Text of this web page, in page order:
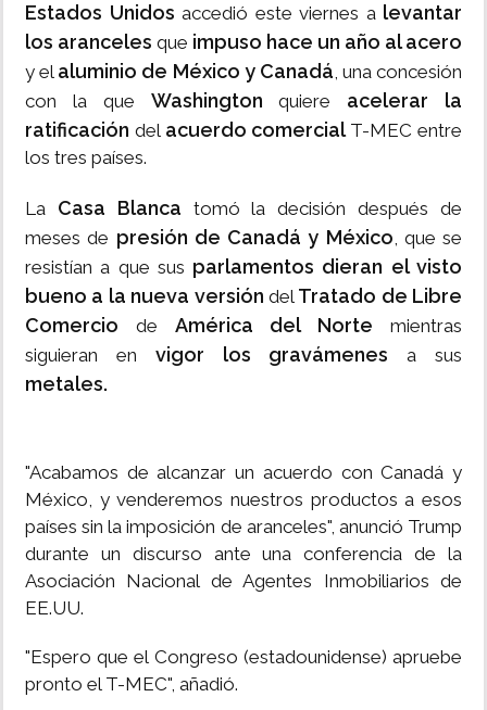
Estados Unidos accedió este viernes alevantar
los aranceles que impuso hace un año al acero
y el aluminio de México y Canadá, una concesión
con la que Washington quiere acelerar la
ratificación del acuerdo comercial T-MEC entre
los tres países.
La Casa Blanca tomó la decisión después de
meses de presión de Canadá y México, que se
resistían a que sus parlamentos dieran el visto
bueno a la nueva versión del Tratado de Libre
Comercio de América del Nortemientras
siguieran en vigor los gravámenes a sus
metales.
"Acabamos de alcanzar un acuerdo con Canadá y
México, y venderemos nuestros productos a esos
países sin la imposición de aranceles", anunció Trump
durante un discurso ante una conferencia de la
Asociación Nacional de Agentes Inmobiliarios de
EE.UU.
"Espero que el Congreso (estadounidense) apruebe
pronto el T-MEC", añadió.